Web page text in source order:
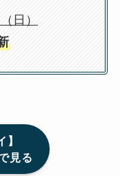
日）
】
見る